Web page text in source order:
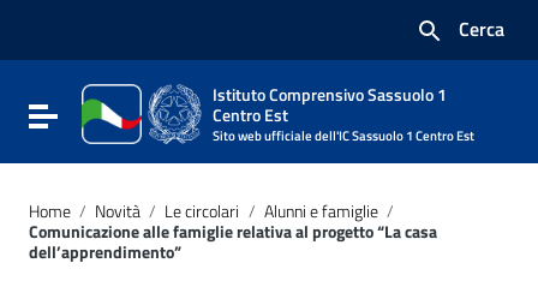
Vai al footer
Cerca
Attiva / disattiva la navigazione
Istituto Comprensivo Sassuolo 1
Centro Est
Sito web ufficiale dell'IC Sassuolo 1 Centro Est
Home / Novità / Le circolari / Alunni e famiglie /
Comunicazione alle famiglie relativa al progetto “La casa
dell’apprendimento”